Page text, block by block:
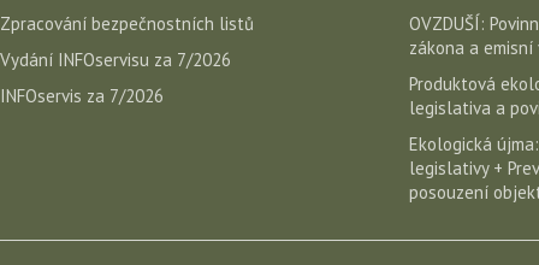
Zpracování bezpečnostních listů
Vydání INFOservisu za 7/2026
INFOservis za 7/2026
OVZDUŠÍ:
zákona a emisní
Produktová
legislativa a
Ekologická
legislativy +
posouzení